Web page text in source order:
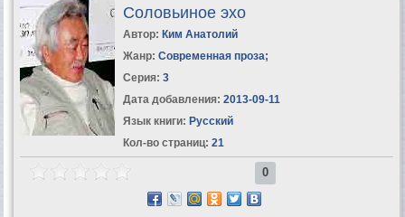
Соловьиное эхо
Автор: Ким Анатолий
Жанр: Современная проза;
Серия: 3
Дата добавления: 2013-09-11
Язык книги: Русский
Кол-во страниц: 21
0